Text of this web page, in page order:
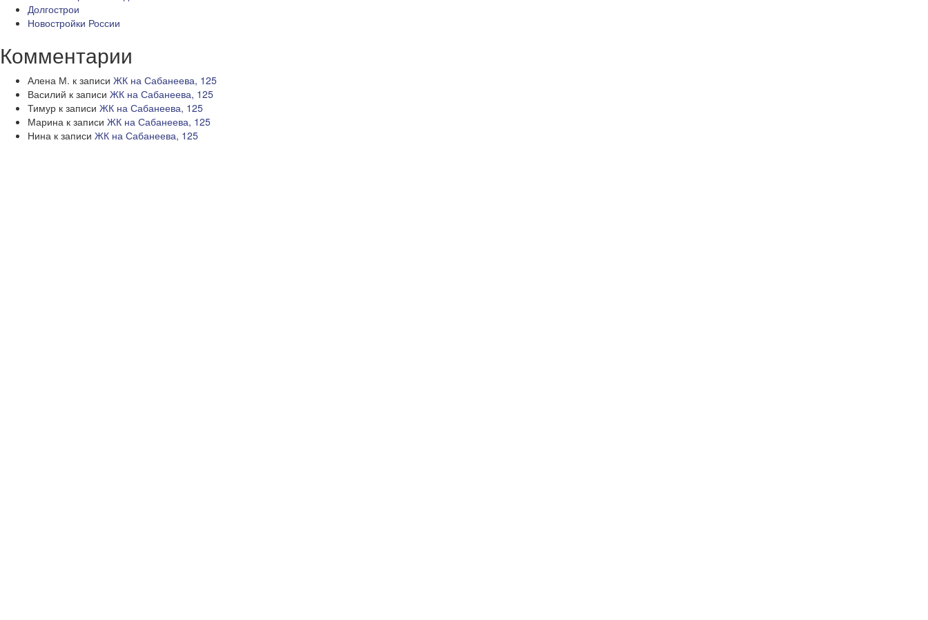
Долгострои
Новостройки России
Комментарии
Алена М. к записи ЖК на Сабанеева, 125
Василий к записи ЖК на Сабанеева, 125
Тимур к записи ЖК на Сабанеева, 125
Марина к записи ЖК на Сабанеева, 125
Нина к записи ЖК на Сабанеева, 125